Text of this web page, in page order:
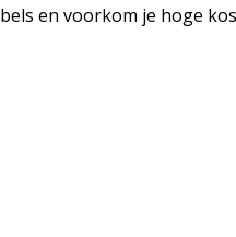
en voorkom je hoge